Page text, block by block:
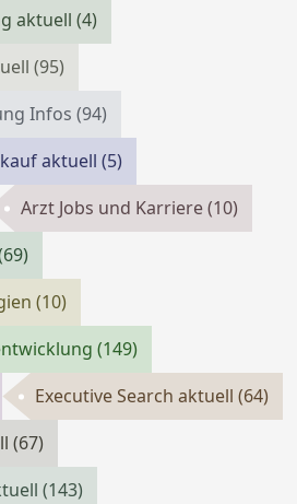
aktuell(4)
(95)
Infos(94)
aktuell(5)
Arzt Jobs und Karriere(10)
(10)
(149)
Executive Search aktuell(64)
(67)
(143)